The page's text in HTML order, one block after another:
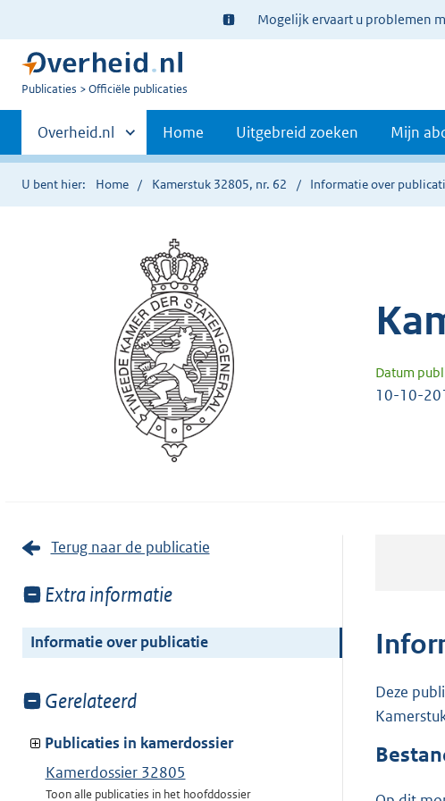
Ter
informatie:
Mogelijk ervaart u problemen
U
Publicaties Officiële publicaties
Primaire
navigatie
Andere
sites
binnen
Overheid.nl Home Uitgebreid zoeken Mijn
U bent hier: Home Kamerstuk 32805, nr. 62 Informatie over
Datum
10-10-
Terug naar de publicatie
Toon
van:
Extra informatie
Informatie over publicatie
Toon
van:
Gerelateerd
Publicaties in kamerdossier
Kamerdossier 32805
Toon alle publicaties in het hoofddossier
Deze